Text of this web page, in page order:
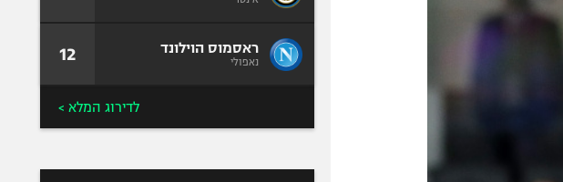
ראסמוס הוילונד
נאפולי 12
לדירוג המלא >